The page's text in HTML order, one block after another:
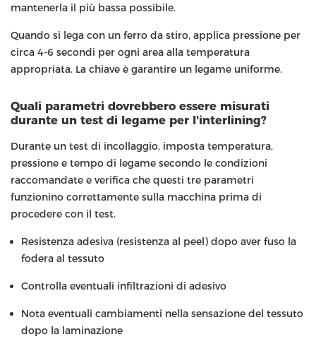
mantenerla il più bassa possibile.
Quando si lega con un ferro da stiro, applica pressione per
circa 4-6 secondi per ogni area alla temperatura
appropriata. La chiave è garantire un legame uniforme.
Quali parametri dovrebbero essere misurati
durante un test di legame per l'interlining?
Durante un test di incollaggio, imposta temperatura,
pressione e tempo di legame secondo le condizioni
raccomandate e verifica che questi tre parametri
funzionino correttamente sulla macchina prima di
procedere con il test.
Resistenza adesiva (resistenza al peel) dopo aver fuso la
fodera al tessuto
Controlla eventuali infiltrazioni di adesivo
Nota eventuali cambiamenti nella sensazione del tessuto
dopo la laminazione